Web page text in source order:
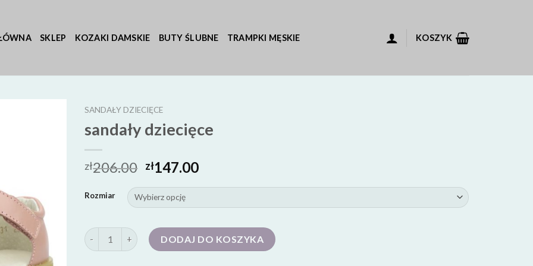
SKLEP KOZAKI DAMSKIE BUTY ŚLUBNE TRAMPKI MĘSKIE KOSZYK
SANDAŁY DZIECIĘCE
sandały dziecięce
zł206.00 zł147.00
Rozmiar
ilość sandały dziecięceDODAJ DO KOSZYKA